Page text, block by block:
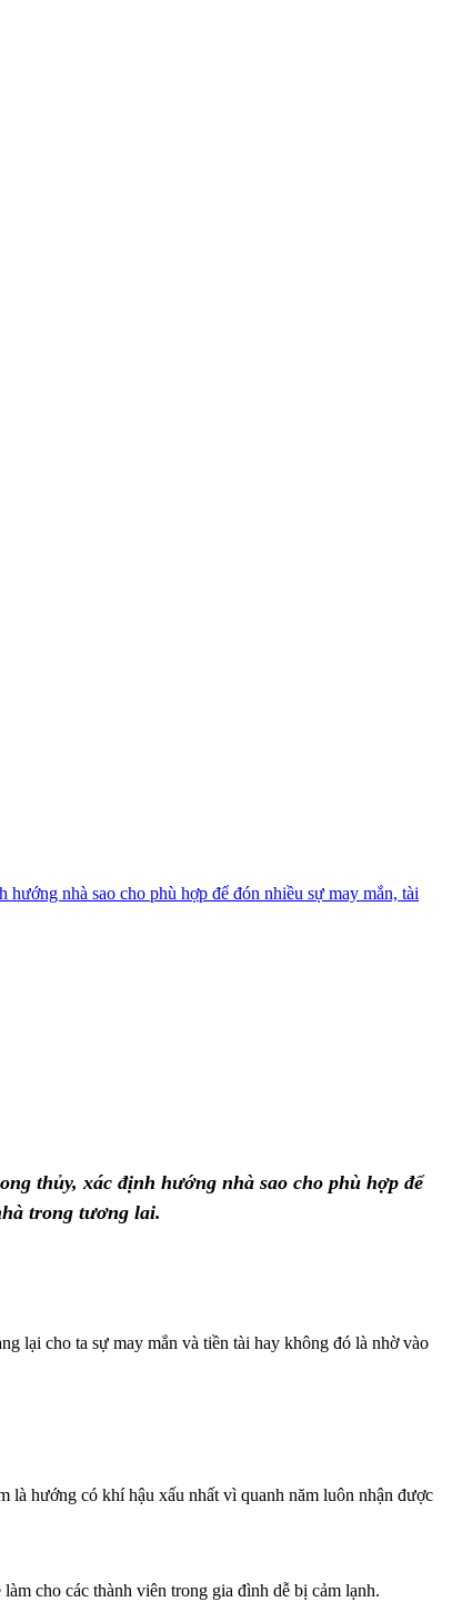
nhà sao cho phù hợp để đón nhiều sự may mắn, tài
thủy, xác định hướng nhà sao cho phù hợp để
trong tương lai.
lại cho ta sự may mắn và tiền tài hay không đó là nhờ vào
hướng có khí hậu xấu nhất vì quanh năm luôn nhận được
cho các thành viên trong gia đình dễ bị cảm lạnh.